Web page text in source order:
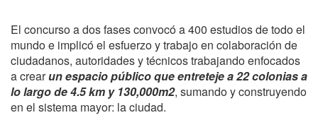
El concurso a dos fases convocó a 400 estudios de todo el
mundo e implicó el esfuerzo y trabajo en colaboración de
ciudadanos, autoridades y técnicos trabajando enfocados
a crearun espacio público que entreteje a 22 colonias a
lo largo de 4.5 km y 130,000m2, sumando y construyendo
en el sistema mayor: la ciudad.